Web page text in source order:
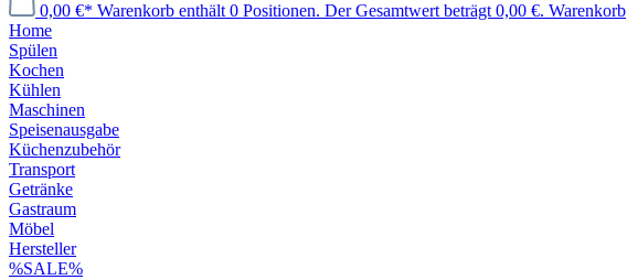
0,00 €* Warenkorb enthält 0 Positionen. Der Gesamtwert beträgt 0,00 €. Warenkorb
Home
Spülen
Kochen
Kühlen
Maschinen
Speisenausgabe
Küchenzubehör
Transport
Getränke
Gastraum
Möbel
Hersteller
%SALE%